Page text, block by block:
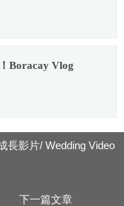
Boracay Vlog
長影片/ Wedding Video
下一篇文章